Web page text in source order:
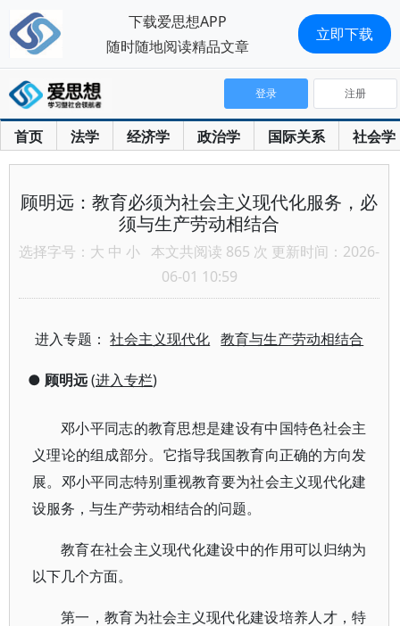
首页 法学 经济学 政治学 国际关系 社会学
登录 注册
顾明远：教育必须为社会主义现代化服务，必
须与生产劳动相结合
选择字号： 大 中 小 本文共阅读 865 次 更新时间：2026-
06-01 10:59
进入专题：社会主义现代化 教育与生产劳动相结合
● 顾明远(进入专栏)
邓小平同志的教育思想是建设有中国特色社会主
义理论的组成部分。它指导我国教育向正确的方向发
展。邓小平同志特别重视教育要为社会主义现代化建
设服务，与生产劳动相结合的问题。
教育在社会主义现代化建设中的作用可以归纳为
以下几个方面。
第一，教育为社会主义现代化建设培养人才，特
下载爱思想APP
随时随地阅读精品文章
立即下载